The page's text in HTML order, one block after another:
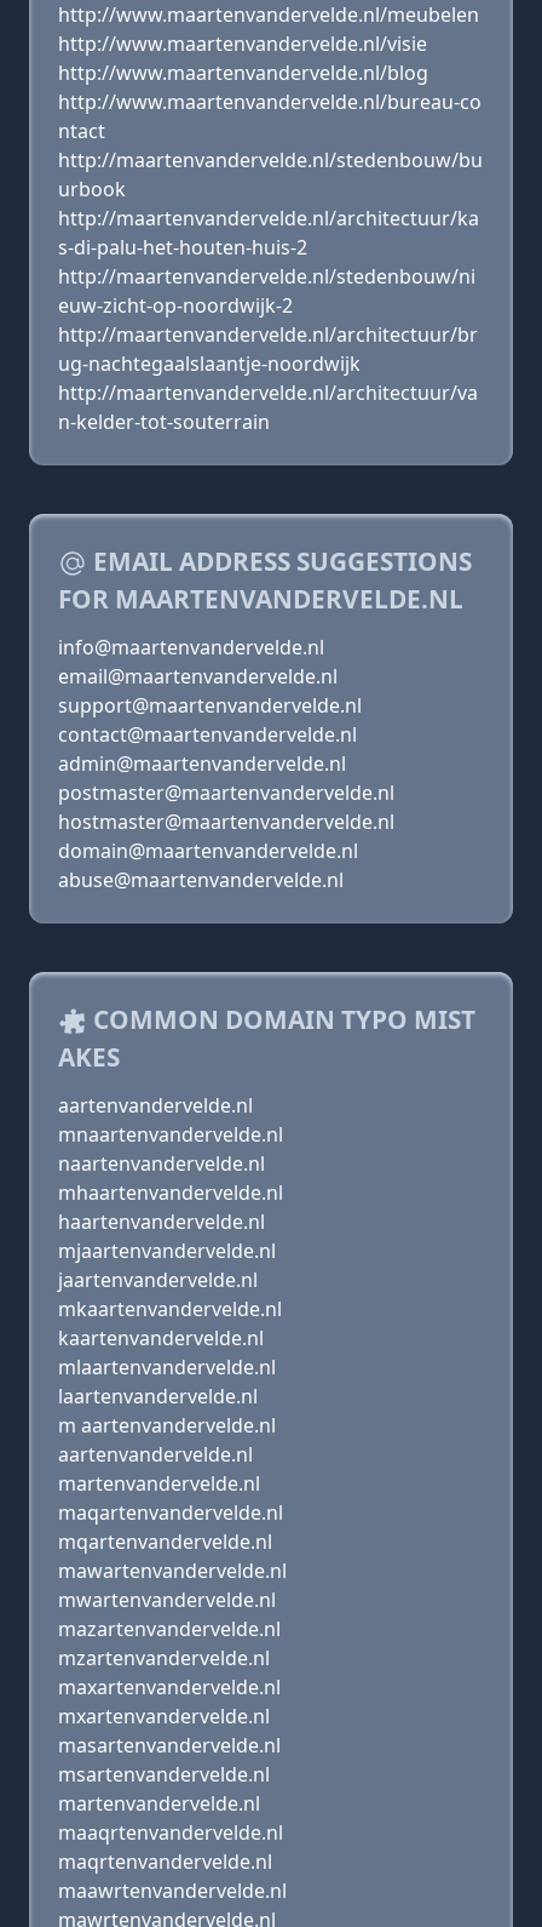
http://www.maartenvandervelde.nl/meubelen
http://www.maartenvandervelde.nl/visie
http://www.maartenvandervelde.nl/blog
http://www.maartenvandervelde.nl/bureau-co
ntact
http://maartenvandervelde.nl/stedenbouw/bu
urbook
http://maartenvandervelde.nl/architectuur/ka
s-di-palu-het-houten-huis-2
http://maartenvandervelde.nl/stedenbouw/ni
euw-zicht-op-noordwijk-2
http://maartenvandervelde.nl/architectuur/br
ug-nachtegaalslaantje-noordwijk
http://maartenvandervelde.nl/architectuur/va
n-kelder-tot-souterrain
EMAIL ADDRESS SUGGESTIONS
FOR MAARTENVANDERVELDE.NL
info@maartenvandervelde.nl
email@maartenvandervelde.nl
support@maartenvandervelde.nl
contact@maartenvandervelde.nl
admin@maartenvandervelde.nl
postmaster@maartenvandervelde.nl
hostmaster@maartenvandervelde.nl
domain@maartenvandervelde.nl
abuse@maartenvandervelde.nl
COMMON DOMAIN TYPO MIST
AKES
aartenvandervelde.nl
mnaartenvandervelde.nl
naartenvandervelde.nl
mhaartenvandervelde.nl
haartenvandervelde.nl
mjaartenvandervelde.nl
jaartenvandervelde.nl
mkaartenvandervelde.nl
kaartenvandervelde.nl
mlaartenvandervelde.nl
laartenvandervelde.nl
m aartenvandervelde.nl
aartenvandervelde.nl
martenvandervelde.nl
maqartenvandervelde.nl
mqartenvandervelde.nl
mawartenvandervelde.nl
mwartenvandervelde.nl
mazartenvandervelde.nl
mzartenvandervelde.nl
maxartenvandervelde.nl
mxartenvandervelde.nl
masartenvandervelde.nl
msartenvandervelde.nl
martenvandervelde.nl
maaqrtenvandervelde.nl
maqrtenvandervelde.nl
maawrtenvandervelde.nl
mawrtenvandervelde.nl